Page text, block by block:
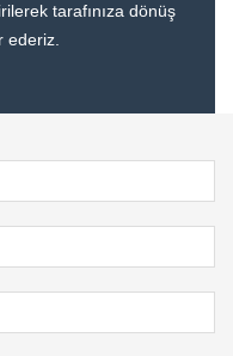
tarafınıza dönüş
ederiz.